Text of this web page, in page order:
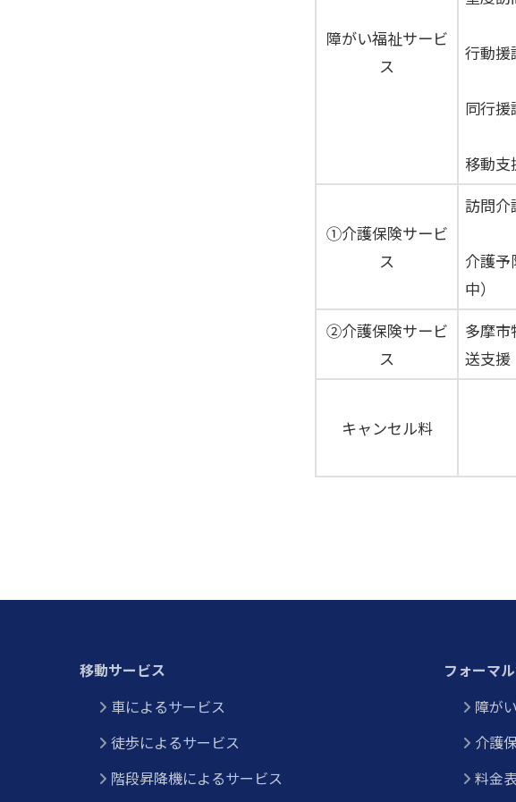
障がい福祉サービ
ス
行動援
同行援
移動支
①介護保険サービ
ス
訪問介
介護予
中）
②介護保険サービ
ス
多摩市
送支援
キャンセル料
移動サービス
車によるサービス
徒歩によるサービス
階段昇降機によるサービス
フォーマ
障が
介護
料金